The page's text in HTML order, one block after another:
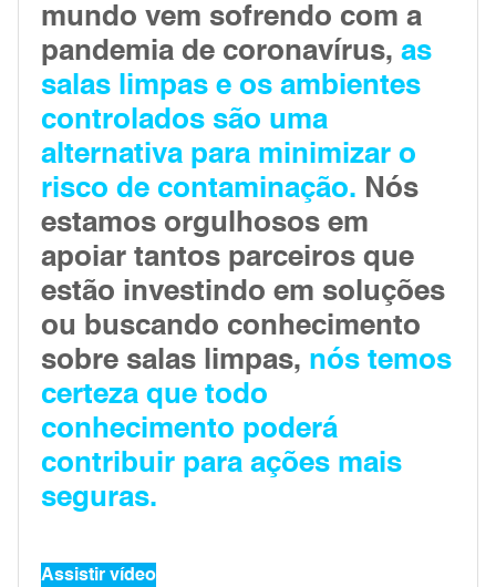
mundo vem sofrendo com a
pandemia de coronavírus, as
salas limpas e os ambientes
controlados são uma
alternativa para minimizar o
risco de contaminação. Nós
estamos orgulhosos em
apoiar tantos parceiros que
estão investindo em soluções
ou buscando conhecimento
sobre salas limpas, nós temos
certeza que todo
conhecimento poderá
contribuir para ações mais
seguras.
Assistir vídeo